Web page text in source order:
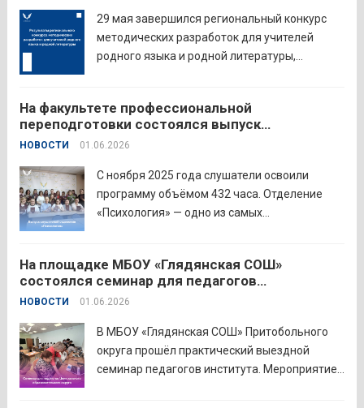
работе с детьми....
29 мая завершился региональный конкурс
методических разработок для учителей
родного языка и родной литературы,
инновационными подходами в
преподавании родного языка и родной
литературы. Цели конкурса: — выявление и
распространение передового
педагогического...
Читать дальше
На факультете профессиональной
переподготовки состоялся выпуск
слушателей отделения «Психология»
НОВОСТИ 01.06.2026
С ноября 2025 года слушатели освоили
программу объёмом 432 часа. Отделение
«Психология» — одно из самых
квалифицированных педагогов-психологов в
общеобразовательных организациях. Все
выпускники успешно прошли итоговую
аттестацию в форме экзамена и получили
Читать дальше
На площадке МБОУ «Глядянская СОШ»
состоялся семинар для педагогов
Центрального образовательного округа
НОВОСТИ 01.06.2026
В МБОУ «Глядянская СОШ» Притобольного
округа прошёл практический выездной
семинар педагогов института. Мероприятие